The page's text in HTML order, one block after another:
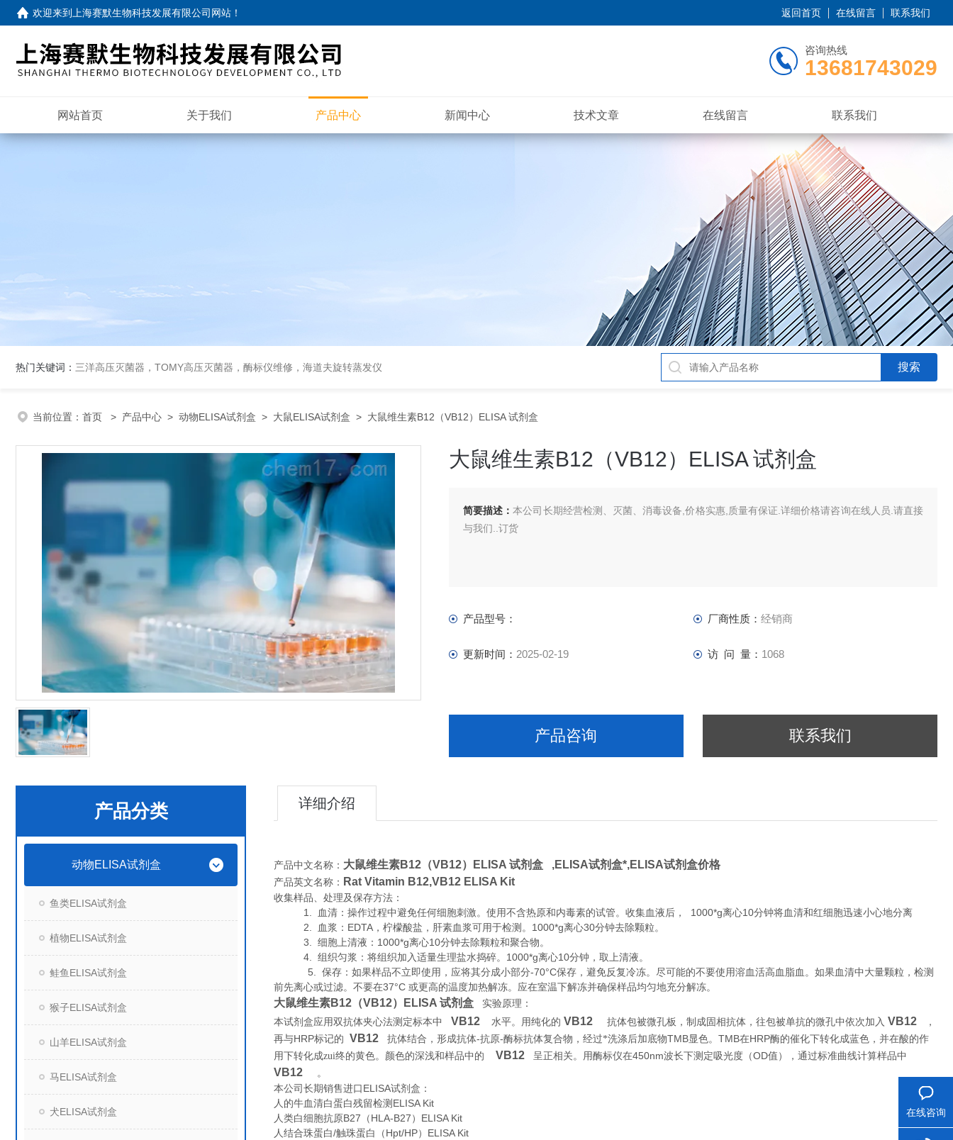
欢迎来到 上海赛默生物科技发展有限公司网站 ！ 返回首页 在线留言 联系我们
咨询热线
13681743029
网站首页 关于我们 产品中心 新闻中心 技术文章 在线留言 联系我们
热门关键词： 三洋高压灭菌器，TOMY高压灭菌器，酶标仪维修，海道夫旋转蒸发仪
当前位置： 首页 > 产品中心 > 动物ELISA试剂盒 > 大鼠ELISA试剂盒 > 大鼠维生素B12（VB12）ELISA 试剂盒
大鼠维生素B12（VB12）ELISA 试剂盒
简要描述：本公司长期经营检测、灭菌、消毒设备,价格实惠,质量有保证.详细价格请咨询在线人员.请直接
与我们..订货
产品型号： 厂商性质： 经销商
更新时间： 2025-02-19 访 问 量： 1068
产品咨询 联系我们
产品分类
动物ELISA试剂盒
鱼类ELISA试剂盒
植物ELISA试剂盒
鲑鱼ELISA试剂盒
猴子ELISA试剂盒
山羊ELISA试剂盒
马ELISA试剂盒
犬ELISA试剂盒
详细介绍
产品中文名称： 大鼠维生素B12（VB12）ELISA 试剂盒 ,ELISA试剂盒*,ELISA试剂盒价格
产品英文名称： Rat Vitamin B12,VB12 ELISA Kit
收集样品、处理及保存方法：
1. 血清：操作过程中避免任何细胞刺激。使用不含热原和内毒素的试管。收集血液后， 1000*g离心10分钟将血清和红细胞迅速小心地分离
2. 血浆：EDTA，柠檬酸盐，肝素血浆可用于检测。1000*g离心30分钟去除颗粒。
3. 细胞上清液：1000*g离心10分钟去除颗粒和聚合物。
4. 组织匀浆：将组织加入适量生理盐水捣碎。1000*g离心10分钟，取上清液。
5. 保存：如果样品不立即使用，应将其分成小部分-70°C保存，避免反复冷冻。尽可能的不要使用溶血活高血脂血。如果血清中大量颗粒，检测
前先离心或过滤。不要在37°C 或更高的温度加热解冻。应在室温下解冻并确保样品均匀地充分解冻。
大鼠维生素B12（VB12）ELISA 试剂盒 实验原理 ：
本试剂盒应用双抗体夹心法测定标本中
VB12 水平。用纯化的 VB12 抗体包被微孔板，制成固相抗体，往包被单抗的微孔中依次加入 VB12
，
再与HRP标记的 VB12 抗体结合，形成抗体-抗原-酶标抗体复合物，经过*洗涤后加底物TMB显色。 TMB在HRP酶的催化下转化成蓝色，并在酸的作
用下转化成zui终的黄色。颜色的深浅和样品中的
VB12 呈正相关。用酶标仪在450nm波长下测定吸光度（OD值），通过标准曲线计算样品中
VB12
。
本公司长期销售进口ELISA试剂盒：
人的牛血清白蛋白残留检测ELISA Kit
人类白细胞抗原B27（HLA-B27）ELISA Kit
人结合珠蛋白/触珠蛋白（Hpt/HP）ELISA Kit
在线咨询